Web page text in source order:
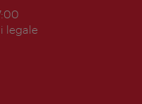
legale